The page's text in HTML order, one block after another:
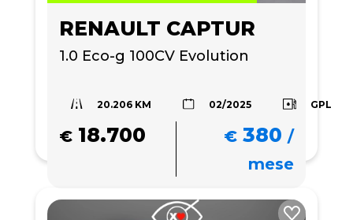
RENAULT CAPTUR
1.0 Eco-g 100CV Evolution
20.206 KM 02/2025 GPL
€ 18.700 € 380 /
mese